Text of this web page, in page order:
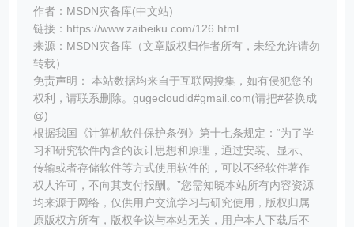
作者：MSDN灾备库(中文站)
链接：https://www.zaibeiku.com/126.html
来源：MSDN灾备库（文章版权归作者所有，未经允许请勿
转载）
免责声明： 本站数据均来自于互联网搜集，如有侵犯您的
权利，请联系删除。gugecloudid#gmail.com(请把#替换成
@)
根据我国《计算机软件保护条例》第十七条规定：“为了学
习和研究软件内含的设计思想和原理，通过安装、显示、
传输或者存储软件等方式使用软件的，可以不经软件著作
权人许可，不向其支付报酬。”您需知晓本站所有内容资源
均来源于网络，仅供用户交流学习与研究使用，版权归属
原版权方所有，版权争议与本站无关，用户本人下载后不